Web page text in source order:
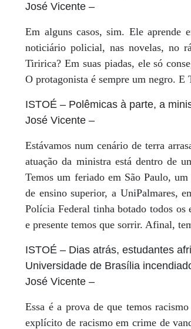
José Vicente –
Em alguns casos, sim. Ele aprende
noticiário policial, nas novelas, no
Tiririca? Em suas piadas, ele só
O protagonista é sempre um negro.
ISTOÉ – Polêmicas à parte, a
José Vicente –
Estávamos num cenário de terra
atuação da ministra está dentro de
Temos um feriado em São Paulo,
de ensino superior, a UniPalmares,
Polícia Federal tinha botado todos os
e presente temos que sorrir. Afinal,
ISTOÉ – Dias atrás, estudantes
Universidade de Brasília
José Vicente –
Essa é a prova de que temos
explícito de racismo em crime de